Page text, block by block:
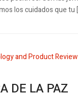
los cuidados que tu
DE LA PAZ